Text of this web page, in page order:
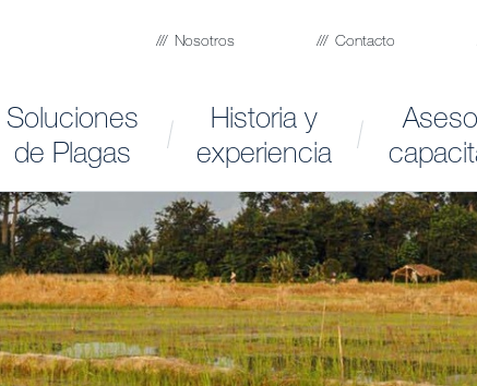
Nosotros Contacto
Soluciones
de Plagas
Historia y
experiencia